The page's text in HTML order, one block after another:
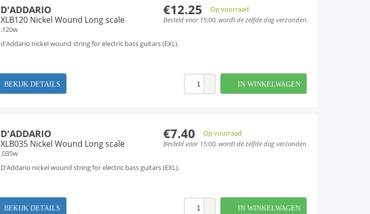
€12.25
Op voorraad
Besteld voor 15:00, wordt de zelfde dag verzonden.
D'ADDARIO
XLB120 Nickel Wound Long scale
.120w
d'Addario nickel wound string for electric bass guitars (EXL).
BEKIJK DETAILS IN WINKELWAGEN
€7.40
Op voorraad
Besteld voor 15:00, wordt de zelfde dag verzonden.
D'ADDARIO
XLB035 Nickel Wound Long scale
.035w
D'Addario nickel wound string for electric bass guitars (EXL).
BEKIJK DETAILS IN WINKELWAGEN